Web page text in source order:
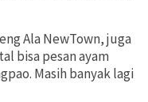
Ala NewTown, juga
bisa pesan ayam
Masih banyak lagi